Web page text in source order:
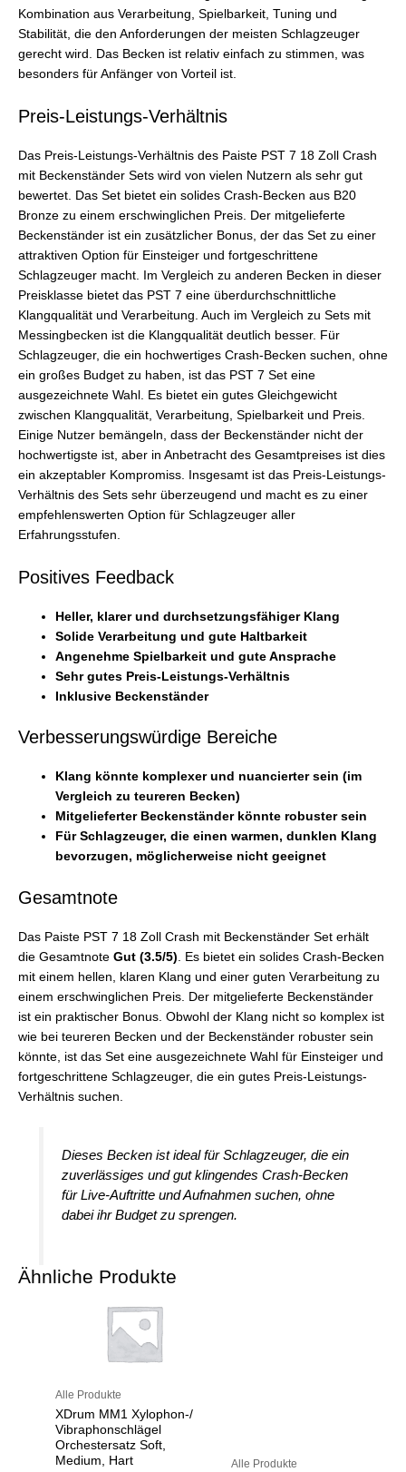
Kombination aus Verarbeitung, Spielbarkeit, Tuning und
Stabilität, die den Anforderungen der meisten Schlagzeuger
gerecht wird. Das Becken ist relativ einfach zu stimmen, was
besonders für Anfänger von Vorteil ist.
Preis-Leistungs-Verhältnis
Das Preis-Leistungs-Verhältnis des Paiste PST 7 18 Zoll Crash
mit Beckenständer Sets wird von vielen Nutzern als sehr gut
bewertet. Das Set bietet ein solides Crash-Becken aus B20
Bronze zu einem erschwinglichen Preis. Der mitgelieferte
Beckenständer ist ein zusätzlicher Bonus, der das Set zu einer
attraktiven Option für Einsteiger und fortgeschrittene
Schlagzeuger macht. Im Vergleich zu anderen Becken in dieser
Preisklasse bietet das PST 7 eine überdurchschnittliche
Klangqualität und Verarbeitung. Auch im Vergleich zu Sets mit
Messingbecken ist die Klangqualität deutlich besser. Für
Schlagzeuger, die ein hochwertiges Crash-Becken suchen, ohne
ein großes Budget zu haben, ist das PST 7 Set eine
ausgezeichnete Wahl. Es bietet ein gutes Gleichgewicht
zwischen Klangqualität, Verarbeitung, Spielbarkeit und Preis.
Einige Nutzer bemängeln, dass der Beckenständer nicht der
hochwertigste ist, aber in Anbetracht des Gesamtpreises ist dies
ein akzeptabler Kompromiss. Insgesamt ist das Preis-Leistungs-
Verhältnis des Sets sehr überzeugend und macht es zu einer
empfehlenswerten Option für Schlagzeuger aller
Erfahrungsstufen.
Positives Feedback
Heller, klarer und durchsetzungsfähiger Klang
Solide Verarbeitung und gute Haltbarkeit
Angenehme Spielbarkeit und gute Ansprache
Sehr gutes Preis-Leistungs-Verhältnis
Inklusive Beckenständer
Verbesserungswürdige Bereiche
Klang könnte komplexer und nuancierter sein (im
Vergleich zu teureren Becken)
Mitgelieferter Beckenständer könnte robuster sein
Für Schlagzeuger, die einen warmen, dunklen Klang
bevorzugen, möglicherweise nicht geeignet
Gesamtnote
Das Paiste PST 7 18 Zoll Crash mit Beckenständer Set erhält
die Gesamtnote Gut (3.5/5) . Es bietet ein solides Crash-Becken
mit einem hellen, klaren Klang und einer guten Verarbeitung zu
einem erschwinglichen Preis. Der mitgelieferte Beckenständer
ist ein praktischer Bonus. Obwohl der Klang nicht so komplex ist
wie bei teureren Becken und der Beckenständer robuster sein
könnte, ist das Set eine ausgezeichnete Wahl für Einsteiger und
fortgeschrittene Schlagzeuger, die ein gutes Preis-Leistungs-
Verhältnis suchen.
Dieses Becken ist ideal für Schlagzeuger, die ein
zuverlässiges und gut klingendes Crash-Becken
für Live-Auftritte und Aufnahmen suchen, ohne
dabei ihr Budget zu sprengen.
Ähnliche Produkte
Alle Produkte
XDrum MM1 Xylophon-/
Vibraphonschlägel
Orchestersatz Soft,
Medium, Hart
Alle Produkte